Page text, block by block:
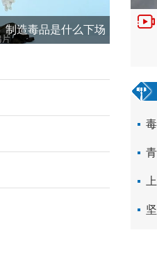
对此高度重视，...
然和谐共生的现
家的征程上，法典无疑
标尺，是中国特色社会
次会议审议通过...
乡村振兴
高人民检察院联合发布依
制造毒品是什么下场